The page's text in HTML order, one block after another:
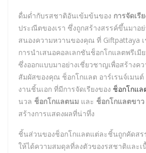
ดื่มด่ำกับรสชาติอันเข้มข้นของ การจัดเรี
ประณีตของเรา ซึ่งถูกสร้างสรรค์ขึ้นมาอ
สนองความหวานของคุณ ที่ Giftpattaya
การนำเสนอคอลเลกชันช็อกโกแลตพรีเมี
ซึ่งออกแบบมาอย่างเชี่ยวชาญเพื่อสร้างค
สัมผัสของคุณ ช็อกโกแลต อาร์เรนจ์เมนต์
งานชิ้นเอก ที่มีการจัดเรียงของ ช็อกโกแล
นวล ช็อกโกแลตนม และ ช็อกโกแลตขาว
สร้างการแสดงผลที่น่าทึ่ง
ชิ้นส่วนของช็อกโกแลตแต่ละชิ้นถูกคัดสร
ให้ได้ความสมดุลที่ลงตัวของรสชาติและ